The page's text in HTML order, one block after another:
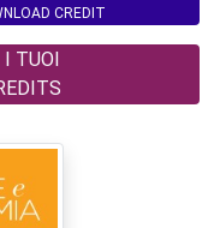
CREDIT
I TUOI